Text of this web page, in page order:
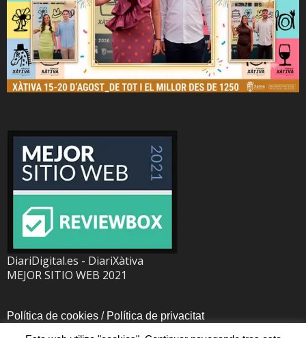
DiariDigital.es - DiariXàtiva
MEJOR SITIO WEB 2021
Política de cookies / Política de privacitat